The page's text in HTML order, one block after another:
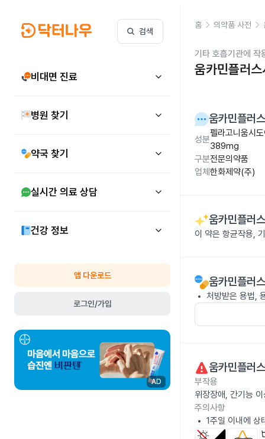
검색
비대면 진료
병원 찾기
약국 찾기
실시간 의료 상담
건강 정보
앱 다운로드
로그인/가입
AD
홈 의약품 사전
기타 호흡기관에 작
움카민플러
움카민플러
성분
펠라고니움시
389mg
구분전문의약품
업체 한화제약(주)
움카민플러
이 약은 항균작용,
움카민플러
처방받은 용법,
움카민플러
부작용
위장장애, 간기능
주의사항
1주일 이내에 상